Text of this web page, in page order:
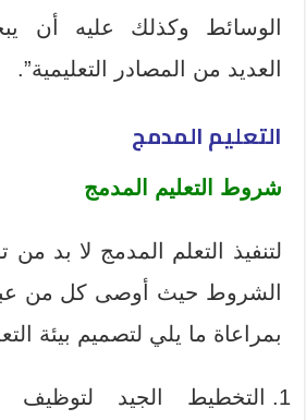
الوسائط وكذلك عليه أن
العديد من المصادر التعليمية”.
التعليم المدمج
شروط التعليم المدمج
لتنفيذ التعلم المدمج لا بد
الشروط حيث أوصى كل من
بمراعاة ما يلي لتصميم بيئة
التخطيط الجيد لتوظيف